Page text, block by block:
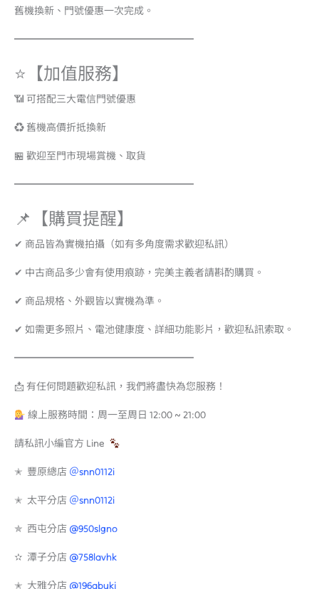
舊機換新、門號優惠一次完成。
━━━━━━━━━━━━━━━━━━
⭐【加值服務】
📶 可搭配三大電信門號優惠
♻️ 舊機高價折抵換新
🏪 歡迎至門市現場賞機、取貨
━━━━━━━━━━━━━━━━━━
📌【購買提醒】
✔ 商品皆為實機拍攝（如有多角度需求歡迎私訊）
✔ 中古商品多少會有使用痕跡，完美主義者請斟酌購買。
✔ 商品規格、外觀皆以實機為準。
✔ 如需更多照片、電池健康度、詳細功能影片，歡迎私訊索取。
━━━━━━━━━━━━━━━━━━
📩 有任何問題歡迎私訊，我們將盡快為您服務！
線上服務時間：周一至周日 12:00 ~ 21:00
請私訊小編官方 Line
✭ 豐原總店 ＠snn0112i
✭ 太平分店 ＠snn0112i
✯ 西屯分店 @950slgno
✫ 潭子分店 @758lavhk
✭ 大雅分店 @196qbukj